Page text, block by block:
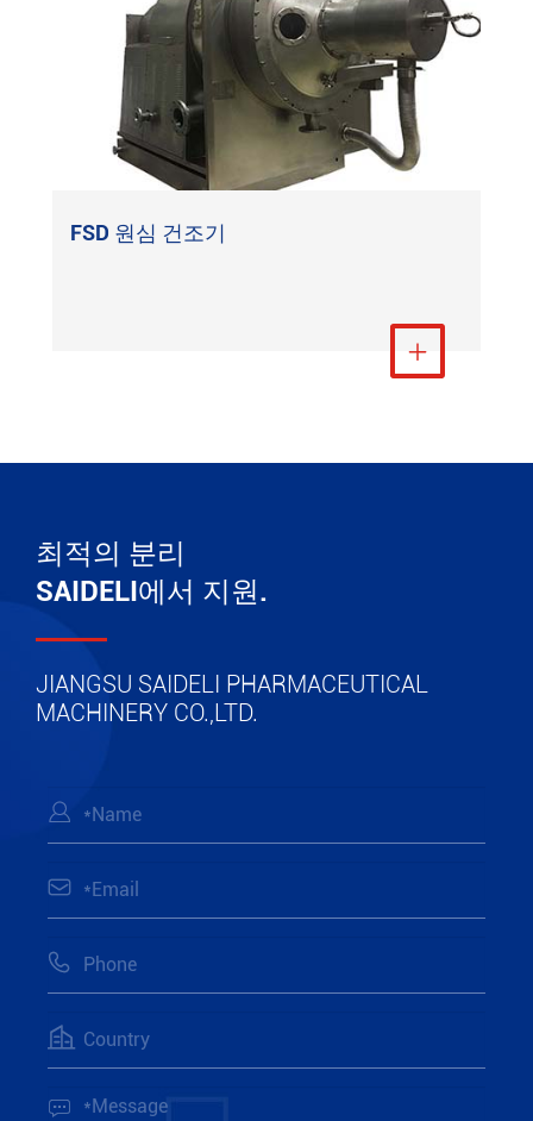
FSD 원심 건조기
더 보기

최적의 분리
SAIDELI에서 지원.
JIANGSU SAIDELI PHARMACEUTICAL
MACHINERY CO.,LTD.




